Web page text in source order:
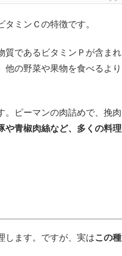
ミンＣの特徴です。
質であるビタミンＰが含まれ
の野菜や果物を食べるより
。ピーマンの肉詰めで、挽肉
や青椒肉絲など、多くの料理
します。ですが、実はこの種